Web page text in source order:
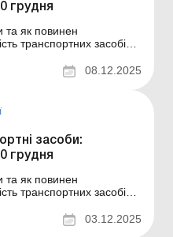
грудня
та як повинен
транспортних засобів,
Агро № 49 від 9
у яких є власні
08.12.2025
засоби:
грудня
та як повинен
транспортних засобів,
у яких є
двічі на рік
03.12.2025